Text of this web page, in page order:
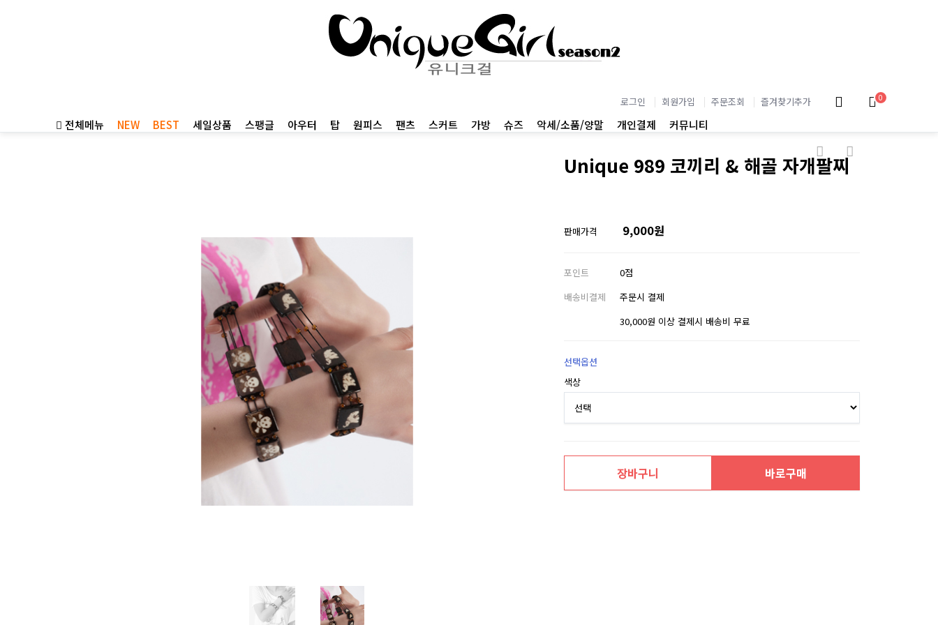
로그인 회원가입 주문조회 즐겨찾기추가
전체메뉴 NEW BEST 세일상품 스팽글 아우터 탑 원피스 팬츠 스커트 가방 슈즈 악세/소품/양말 개인결제 커뮤니티
0
Unique 989 코끼리 & 해골 자개팔찌
판매가격 9,000원
포인트
0점
배송비결제
주문시 결제
30,000원 이상 결제시 배송비 무료
선택옵션
색상
장바구니 바로구매